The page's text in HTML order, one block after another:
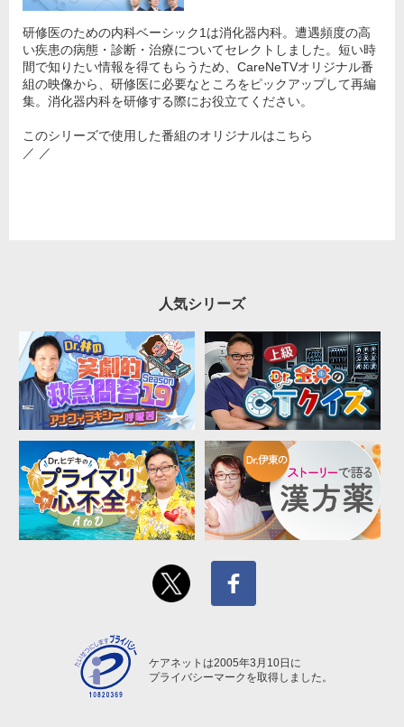
研修医のための内科ベーシック1は消化器内科。遭遇頻度の高
い疾患の病態・診断・治療についてセレクトしました。短い時
間で知りたい情報を得てもらうため、CareNeTVオリジナル番
組の映像から、研修医に必要なところをピックアップして再編
集。消化器内科を研修する際にお役立てください。
このシリーズで使用した番組のオリジナルはこちら
／ ／
人気シリーズ
ケアネットは2005年3月10日に
プライバシーマークを取得しました。